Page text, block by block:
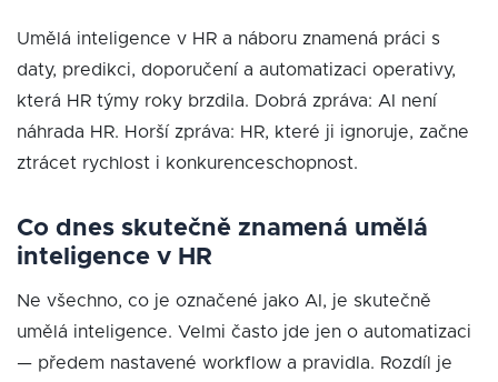
Umělá inteligence v HR a náboru znamená práci s
daty, predikci, doporučení a automatizaci operativy,
která HR týmy roky brzdila. Dobrá zpráva: AI není
náhrada HR. Horší zpráva: HR, které ji ignoruje, začne
ztrácet rychlost i konkurenceschopnost.
Co dnes skutečně znamená umělá
inteligence v HR
Ne všechno, co je označené jako AI, je skutečně
umělá inteligence. Velmi často jde jen o automatizaci
— předem nastavené workflow a pravidla. Rozdíl je